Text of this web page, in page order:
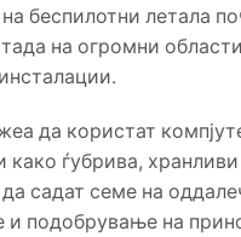
беспилотни летала
на огромни
да користат
како ѓубрива,
садат семе на
подобрување на